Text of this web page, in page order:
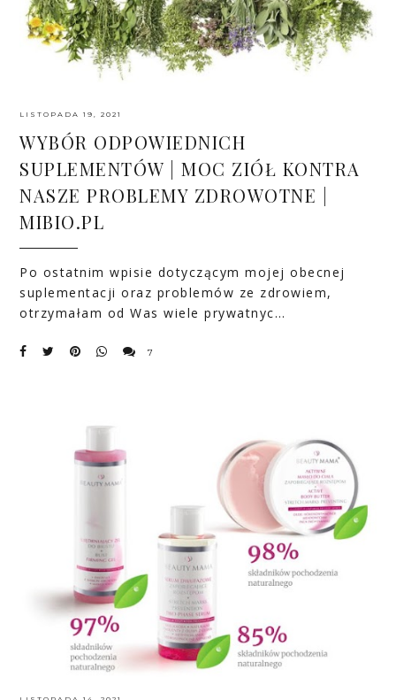
LISTOPADA 19, 2021
WYBÓR ODPOWIEDNICH
SUPLEMENTÓW | MOC ZIÓŁ KONTRA
NASZE PROBLEMY ZDROWOTNE |
MIBIO.PL
Po ostatnim wpisie dotyczącym mojej obecnej
suplementacji oraz problemów ze zdrowiem,
otrzymałam od Was wiele prywatnyc…
7